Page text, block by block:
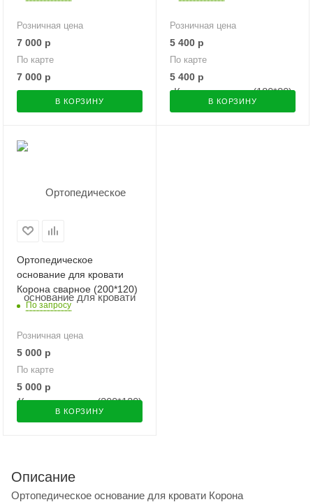
Розничная цена
7 000 р
По карте
7 000 р
В КОРЗИНУ
Розничная цена
5 400 р
По карте
5 400 р
В КОРЗИНУ
Ортопедическое
основание для кровати
Корона сварное (200*120)
По запросу
Розничная цена
5 000 р
По карте
5 000 р
В КОРЗИНУ
Описание
Ортопедическое основание для кровати Корона